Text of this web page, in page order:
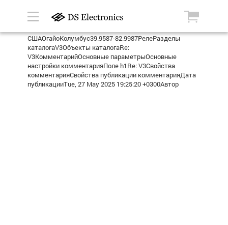
СШАОгайоКолумбус39.9587-82.9987РелеРазделы
каталогаV3Объекты каталогаRe:
V3КомментарийОсновные параметрыОсновные
настройки комментарияПоле h1Re: V3Свойства
комментарияСвойства публикации комментарияДата
публикацииTue, 27 May 2025 19:25:20 +0300Автор